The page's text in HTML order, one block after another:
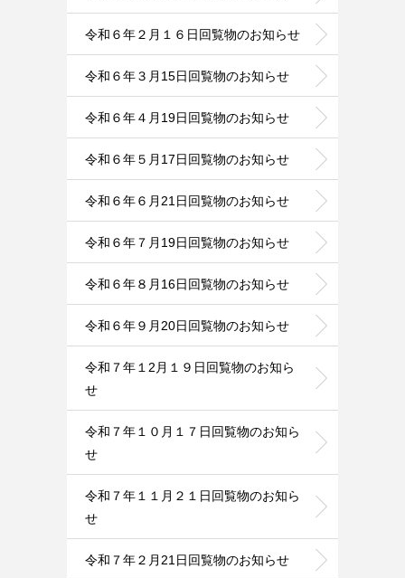
令和６年２月１６日回覧物のお知らせ
令和６年３月15日回覧物のお知らせ
令和６年４月19日回覧物のお知らせ
令和６年５月17日回覧物のお知らせ
令和６年６月21日回覧物のお知らせ
令和６年７月19日回覧物のお知らせ
令和６年８月16日回覧物のお知らせ
令和６年９月20日回覧物のお知らせ
令和７年１2月１９日回覧物のお知ら
せ
令和７年１０月１７日回覧物のお知ら
せ
令和７年１１月２１日回覧物のお知ら
せ
令和７年２月21日回覧物のお知らせ